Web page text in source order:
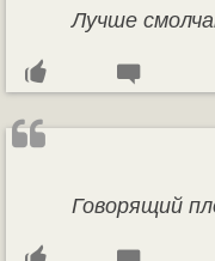
Лучше
Говорящий